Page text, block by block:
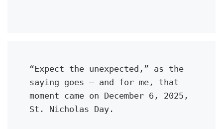
“Expect the unexpected,” as the
saying goes — and for me, that
moment came on December 6, 2025,
St. Nicholas Day.